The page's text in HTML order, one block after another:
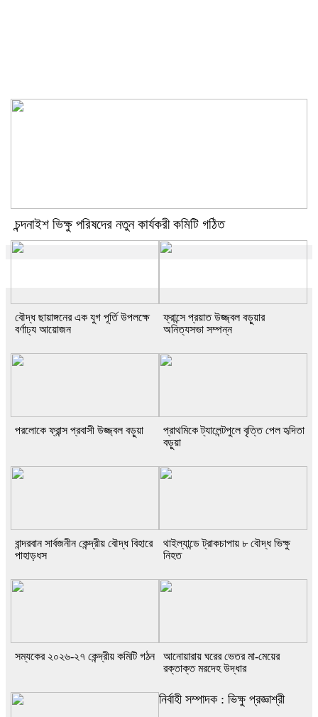
চন্দনাইশ ভিক্ষু পরিষদের নতুন কার্যকরী কমিটি গঠিত
বৌদ্ধ ছায়াঙ্গনের এক যুগ পূর্তি উপলক্ষে
বর্ণাঢ্য আয়োজন
ফ্রান্সে প্রয়াত উজ্জ্বল বড়ুয়ার
অনিত্যসভা সম্পন্ন
পরলোকে ফ্রান্স প্রবাসী উজ্জ্বল বড়ুয়া
প্রাথমিকে ট্যালেন্টপুলে বৃত্তি পেল হৃদিতা
বড়ুয়া
বান্দরবান সার্বজনীন কেন্দ্রীয় বৌদ্ধ বিহারে
পাহাড়ধস
থাইল্যান্ডে ট্রাকচাপায় ৮ বৌদ্ধ ভিক্ষু
নিহত
সম্যকের ২০২৬-২৭ কেন্দ্রীয় কমিটি গঠন
আনোয়ারায় ঘরের ভেতর মা-মেয়ের
রক্তাক্ত মরদেহ উদ্ধার
নির্বাহী সম্পাদক : ভিক্ষু প্রজ্ঞাশ্রী